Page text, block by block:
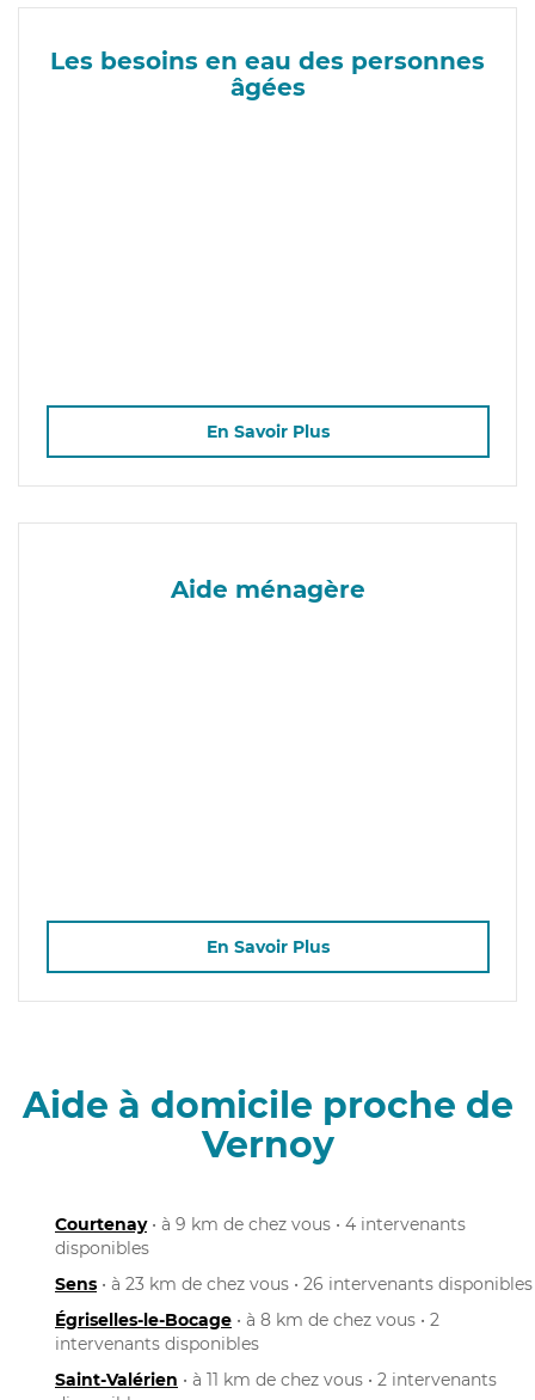
Les besoins en eau des personnes
âgées
En Savoir Plus
Aide ménagère
En Savoir Plus
Aide à domicile proche de
Vernoy
Courtenay• à 9 km de chez vous • 4 intervenants
disponibles
Sens • à 23 km de chez vous • 26 intervenants disponibles
Égriselles-le-Bocage • à 8 km de chez vous • 2
intervenants disponibles
Saint-Valérien • à 11 km de chez vous • 2 intervenants